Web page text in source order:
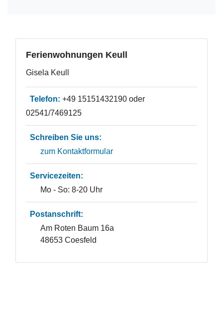
Ferienwohnungen Keull
Gisela Keull
Telefon: +49 15151432190 oder
02541/7469125
Schreiben Sie uns:
zum Kontaktformular
Servicezeiten:
Mo - So: 8-20 Uhr
Postanschrift:
Am Roten Baum 16a
48653 Coesfeld